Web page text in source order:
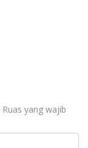
Ruas yang wajib